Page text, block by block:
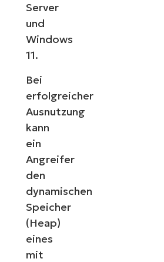
Server
und
Windows
11.
Bei
erfolgreicher
Ausnutzung
kann
ein
Angreifer
den
dynamischen
Speicher
(Heap)
eines
mit